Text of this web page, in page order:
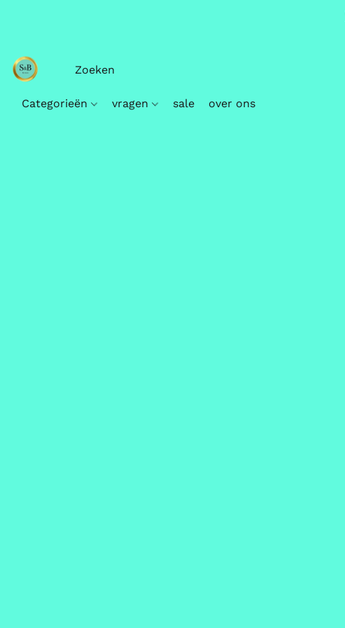
Categorieën vragen sale over ons